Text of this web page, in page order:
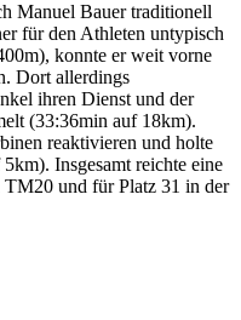
Manuel Bauer traditionell
für den Athleten untypisch
konnte er weit vorne
Dort allerdings
ihren Dienst und der
(33:36min auf 18km).
reaktivieren und holte
Insgesamt reichte eine
und für Platz 31 in der